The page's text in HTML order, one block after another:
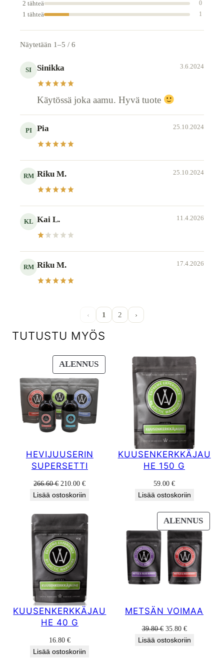
2 tähteä 0
1 tähteä 1
Näytetään 1–5 / 6
SI Sinikka 3.6.2024
Käytössä joka aamu. Hyvä tuote
PI Pia 25.10.2024
RM Riku M. 25.10.2024
KL Kai L. 11.4.2026
RM Riku M. 17.4.2026
‹ 1 2 ›
TUTUSTU MYÖS
ALENNUSTUOTE
ALENNUKSESSA
HEVIJUUSERIN
SUPERSETTI
266.60€ Alkuperäinen
hinta
266.60 €.
210.00€Nykyinen
hinta
210.00 €.
Lisää ostoskoriin
KUUSENKERKKÄJAU
HE 150 G
59.00€
Lisää ostoskoriin
KUUSENKERKKÄJAU
HE 40 G
16.80 €
Lisää ostoskoriin
ALENNUS
METSÄN VOIMAA
39.80€ Alkuperäinen
hinta
35.80 €Nykyinen
hinta
Lisää ostoskoriin